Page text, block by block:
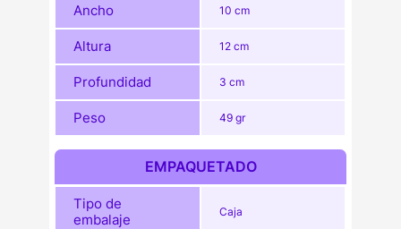
Ancho 10 cm
Altura 12 cm
Profundidad 3 cm
Peso 49 gr
EMPAQUETADO
Tipo de
embalaje
Caja